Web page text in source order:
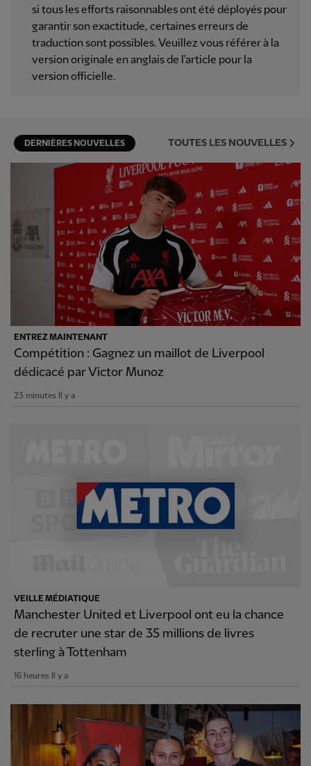
si tous les efforts raisonnables ont été déployés pour
garantir son exactitude, certaines erreurs de
traduction sont possibles. Veuillez vous référer à la
version originale en anglais de l'article pour la
version officielle.
DERNIÈRES NOUVELLES TOUTES LES NOUVELLES
ENTREZ MAINTENANT
Compétition : Gagnez un maillot de Liverpool
dédicacé par Victor Munoz
23 minutes Il y a
VEILLE MÉDIATIQUE
Manchester United et Liverpool ont eu la chance
de recruter une star de 35 millions de livres
sterling à Tottenham
16 heures Il y a